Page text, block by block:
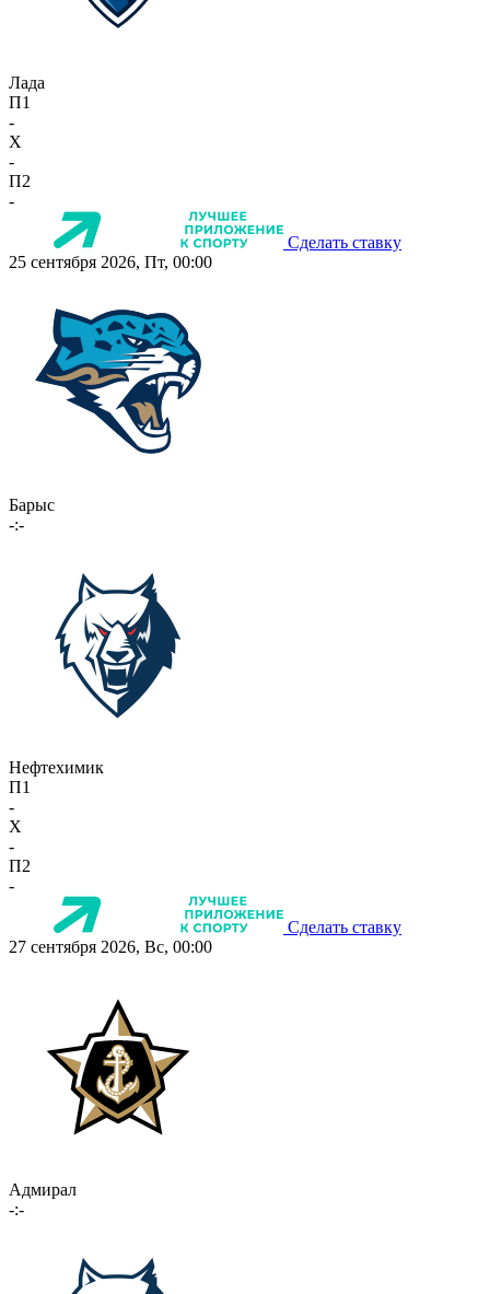
Лада
П1
-
X
-
П2
-
Сделать ставку
25 сентября 2026, Пт, 00:00
Барыс
-:-
Нефтехимик
П1
-
X
-
П2
-
Сделать ставку
27 сентября 2026, Вс, 00:00
Адмирал
-:-